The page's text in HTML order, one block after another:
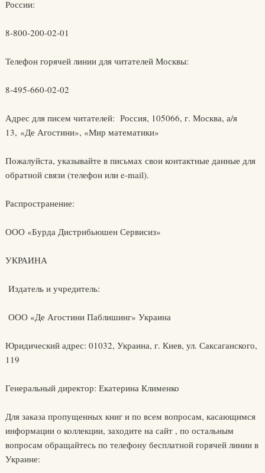
России:
8-800-200-02-01
Телефон горячей линии для читателей Москвы:
8-495-660-02-02
Адрес для писем читателей: Россия, 105066, г. Москва, а/я
13, «Де Агостини», «Мир математики»
Пожалуйста, указывайте в письмах свои контактные данные для
обратной связи (телефон или e-mail).
Распространение:
ООО «Бурда Дистрибьюшен Сервисиз»
УКРАИНА
Издатель и учредитель:
ООО «Де Агостини Паблишинг» Украина
Юридический адрес: 01032, Украина, г. Киев, ул. Саксаганского,
119
Генеральный директор: Екатерина Клименко
Для заказа пропущенных книг и по всем вопросам, касающимся
информации о коллекции, заходите на сайт , по остальным
вопросам обращайтесь по телефону бесплатной горячей линии в
Украине: